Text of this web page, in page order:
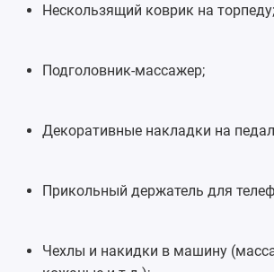
Нескользящий коврик на торпеду;
Подголовник-массажер;
Декоративные накладки на
Прикольный держатель для
Чехлы и накидки в машину